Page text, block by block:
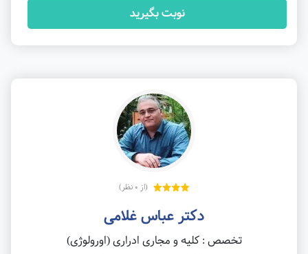
نوبت بگیرید
(از 0 نظر)
دکتر عباس غلامی
تخصص : کلیه و مجاری ادراری (اورولوژی)